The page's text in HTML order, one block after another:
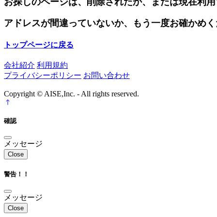
アドレスが間違っていないか、もう一度お確かめ
トップページに戻る
会社紹介 利用規約
プライバシーポリシー お問い合わせ
Copyright © AISE,Inc. - All rights reserved.
確認
メッセージ
Close
警告！！
メッセージ
Close